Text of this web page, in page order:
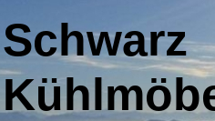
Schwarz